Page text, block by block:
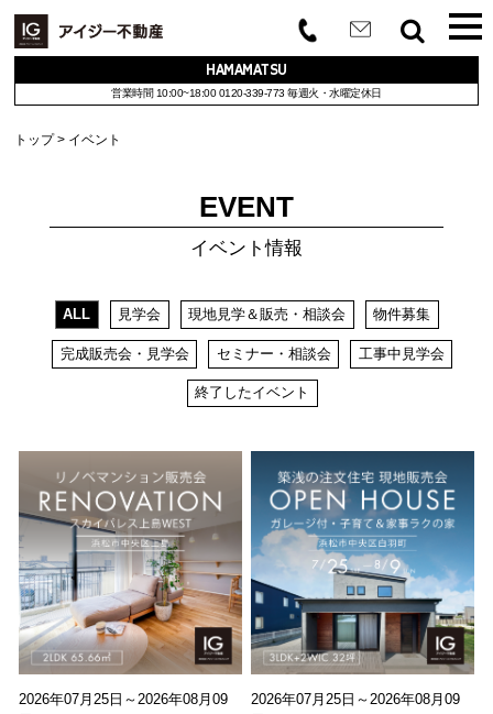
HAMAMATSU
営業時間 10:00~18:00 0120-339-773 毎週火・水曜定休日
トップ イベント
EVENT
イベント情報
ALL 見学会 現地見学＆販売・相談会 物件募集
完成販売会・見学会 セミナー・相談会 工事中見学会
終了したイベント
2026年07月25日～2026年08月09
2026年07月25日～2026年08月09